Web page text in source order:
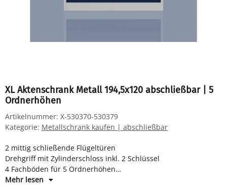
XL Aktenschrank Metall 194,5x120 abschließbar | 5
Ordnerhöhen
Artikelnummer: X-530370-530379
Kategorie: Metallschrank kaufen | abschließbar
2 mittig schließende Flügeltüren
Drehgriff mit Zylinderschloss inkl. 2 Schlüssel
4 Fachböden für 5 Ordnerhöhen
Maße: H 1945 x B 1200 x T 420 mm
Mehr lesen